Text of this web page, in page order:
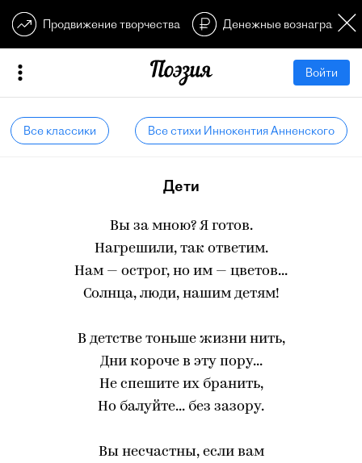
Продвижение творчества Денежные
Войти
Все классики Все стихи Иннокентия Анненского
Дети
Вы за мною? Я готов.
Нагрешили, так ответим.
Нам — острог, но им — цветов...
Солнца, люди, нашим детям!
В детстве тоньше жизни нить,
Дни короче в эту пору...
Не спешите их бранить,
Но балуйте... без зазору.
Вы несчастны, если вам